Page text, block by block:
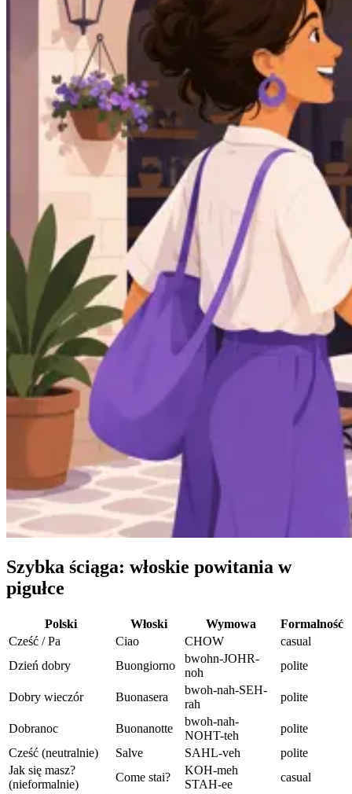
Szybka ściąga: włoskie powitania w
pigułce
Polski Włoski Wymowa
Formalność
Cześć / Pa
Ciao CHOW
casual
Dzień dobry
Buongiorno
bwohn-JOHR-
noh
polite
Dobry wieczór Buonasera
bwoh-nah-SEH-
rah
polite
Dobranoc Buonanotte
bwoh-nah-
NOHT-teh
polite
Cześć (neutralnie)
Salve SAHL-veh
polite
Jak się masz?
(nieformalnie)
Come stai?
KOH-meh
STAH-ee
casual